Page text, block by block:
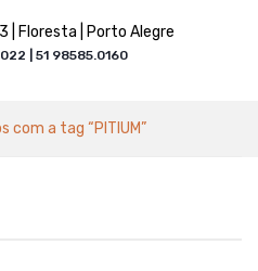
| Floresta | Porto Alegre
| 51 98585.0160
com a tag “PITIUM”